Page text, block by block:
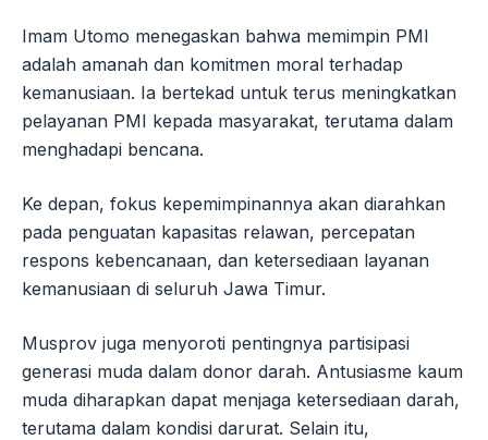
Imam Utomo menegaskan bahwa memimpin PMI
adalah amanah dan komitmen moral terhadap
kemanusiaan. Ia bertekad untuk terus meningkatkan
pelayanan PMI kepada masyarakat, terutama dalam
menghadapi bencana.
Ke depan, fokus kepemimpinannya akan diarahkan
pada penguatan kapasitas relawan, percepatan
respons kebencanaan, dan ketersediaan layanan
kemanusiaan di seluruh Jawa Timur.
Musprov juga menyoroti pentingnya partisipasi
generasi muda dalam donor darah. Antusiasme kaum
muda diharapkan dapat menjaga ketersediaan darah,
terutama dalam kondisi darurat. Selain itu,